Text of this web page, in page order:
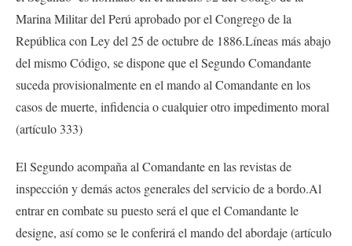
Marina Militar del Perú aprobado por el Congrego de la
República con Ley del 25 de octubre de 1886.Líneas más abajo
del mismo Código, se dispone que el Segundo Comandante
suceda provisionalmente en el mando al Comandante en los
casos de muerte, infidencia o cualquier otro impedimento moral
(artículo 333)
El Segundo acompaña al Comandante en las revistas de
inspección y demás actos generales del servicio de a bordo.Al
entrar en combate su puesto será el que el Comandante le
designe, así como se le conferirá el mando del abordaje (artículo